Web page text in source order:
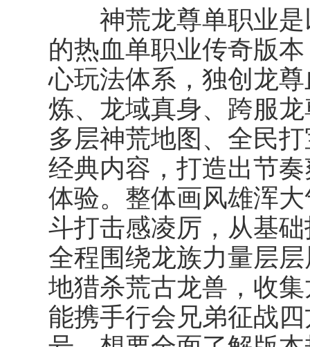
神荒龙尊单职业是
的热血单职业传奇版
心玩法体系，独创龙
炼、龙域真身、跨服
多层神荒地图、全民
经典内容，打造出节
体验。整体画风雄浑
斗打击感凌厉，从基
全程围绕龙族力量层
地猎杀荒古龙兽，收
能携手行会兄弟征战